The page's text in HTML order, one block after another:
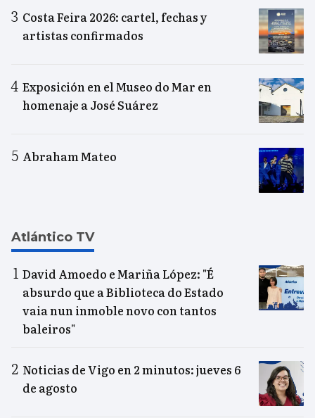
Costa Feira 2026: cartel, fechas y
artistas confirmados
Exposición en el Museo do Mar en
homenaje a José Suárez
Abraham Mateo
Atlántico TV
David Amoedo e Mariña López: "É
absurdo que a Biblioteca do Estado
vaia nun inmoble novo con tantos
baleiros"
Noticias de Vigo en 2 minutos: jueves 6
de agosto